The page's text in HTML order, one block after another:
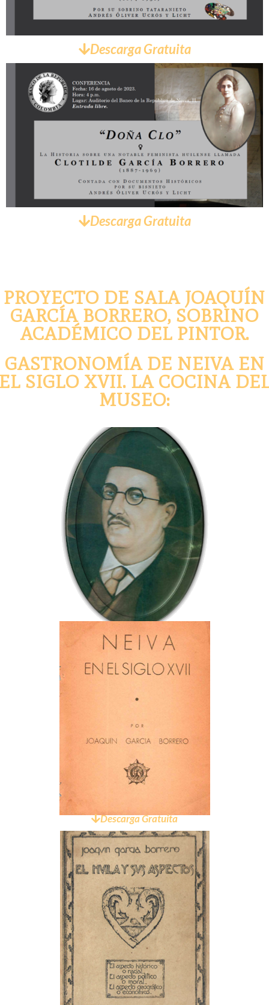
Descarga Gratuita
Descarga Gratuita
PROYECTO DE SALA JOAQUÍN
GARCÍA BORRERO, SOBRINO
ACADÉMICO DEL PINTOR.
GASTRONOMÍA DE NEIVA EN
SIGLO XVII. LA COCINA
MUSEO:
Descarga Gratuita